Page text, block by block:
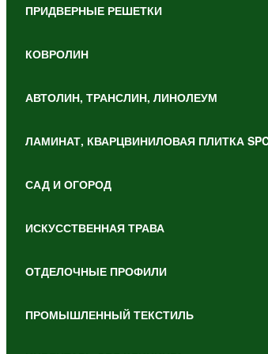
ПРИДВЕРНЫЕ РЕШЕТКИ
КОВРОЛИН
АВТОЛИН, ТРАНСЛИН, ЛИНОЛЕУМ
ЛАМИНАТ, КВАРЦВИНИЛОВАЯ ПЛИТКА
САД И ОГОРОД
ИСКУССТВЕННАЯ ТРАВА
ОТДЕЛОЧНЫЕ ПРОФИЛИ
ПРОМЫШЛЕННЫЙ ТЕКСТИЛЬ